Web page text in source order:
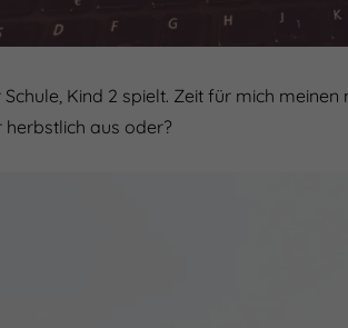
Schule, Kind 2 spielt. Zeit für mich
aus oder?